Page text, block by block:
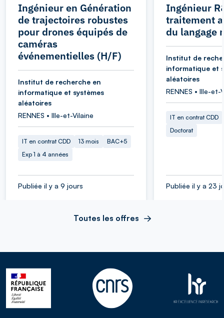
Ingénieur en Génération
de trajectoires robustes
pour drones équipés de
caméras
événementielles (H/F)
Institut de recherche en
informatique et systèmes
aléatoires
RENNES • Ille-et-Vilaine
IT en contrat CDD 13 mois
BAC+5
Exp 1 à 4 années
Publiée il y a 9 jours
Ingénieur
traitement
du langage
Institut de
informatique et
aléatoires
RENNES • Ille-et-
IT en contrat CDD
Doctorat
Publiée il y a 23
Toutes les offres